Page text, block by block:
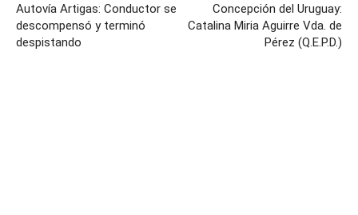
Autovía Artigas: Conductor se
descompensó y terminó
despistando
Concepción del Uruguay:
Catalina Miria Aguirre Vda. de
Pérez (Q.E.P.D.)